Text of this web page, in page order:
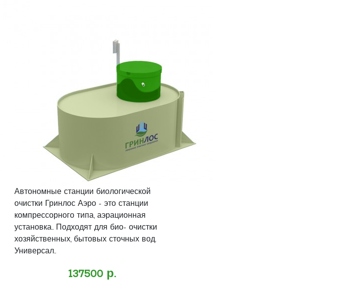
Автономные станции биологической
очистки Гринлос Аэро - это станции
компрессорного типа, аэрационная
установка.. Подходят для био- очистки
хозяйственных, бытовых сточных вод.
Универсал..
137500 р.